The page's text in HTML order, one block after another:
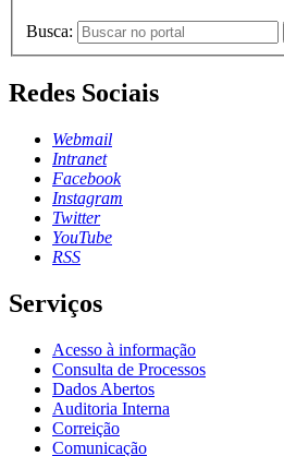
Busca:
Redes Sociais
Webmail
Intranet
Facebook
Instagram
Twitter
YouTube
RSS
Serviços
Acesso à informação
Consulta de Processos
Dados Abertos
Auditoria Interna
Correição
Comunicação